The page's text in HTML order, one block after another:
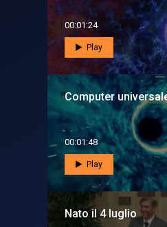
00:01:24
Play
Computer
00:01:48
Play
Nato il 4 luglio